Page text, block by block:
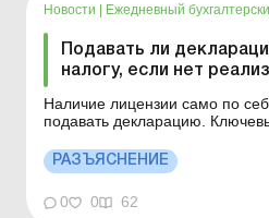
Новости | Ежедневный
Подавать ли
налогу, если нет
Наличие лицензии само по
подавать декларацию.
плательщика акцизного
Квартальная объединенная
освобождение от ЕСВ за себя,
продавцов подакцизных
РАЗЪЯСНЕНИЕ
0 0 62